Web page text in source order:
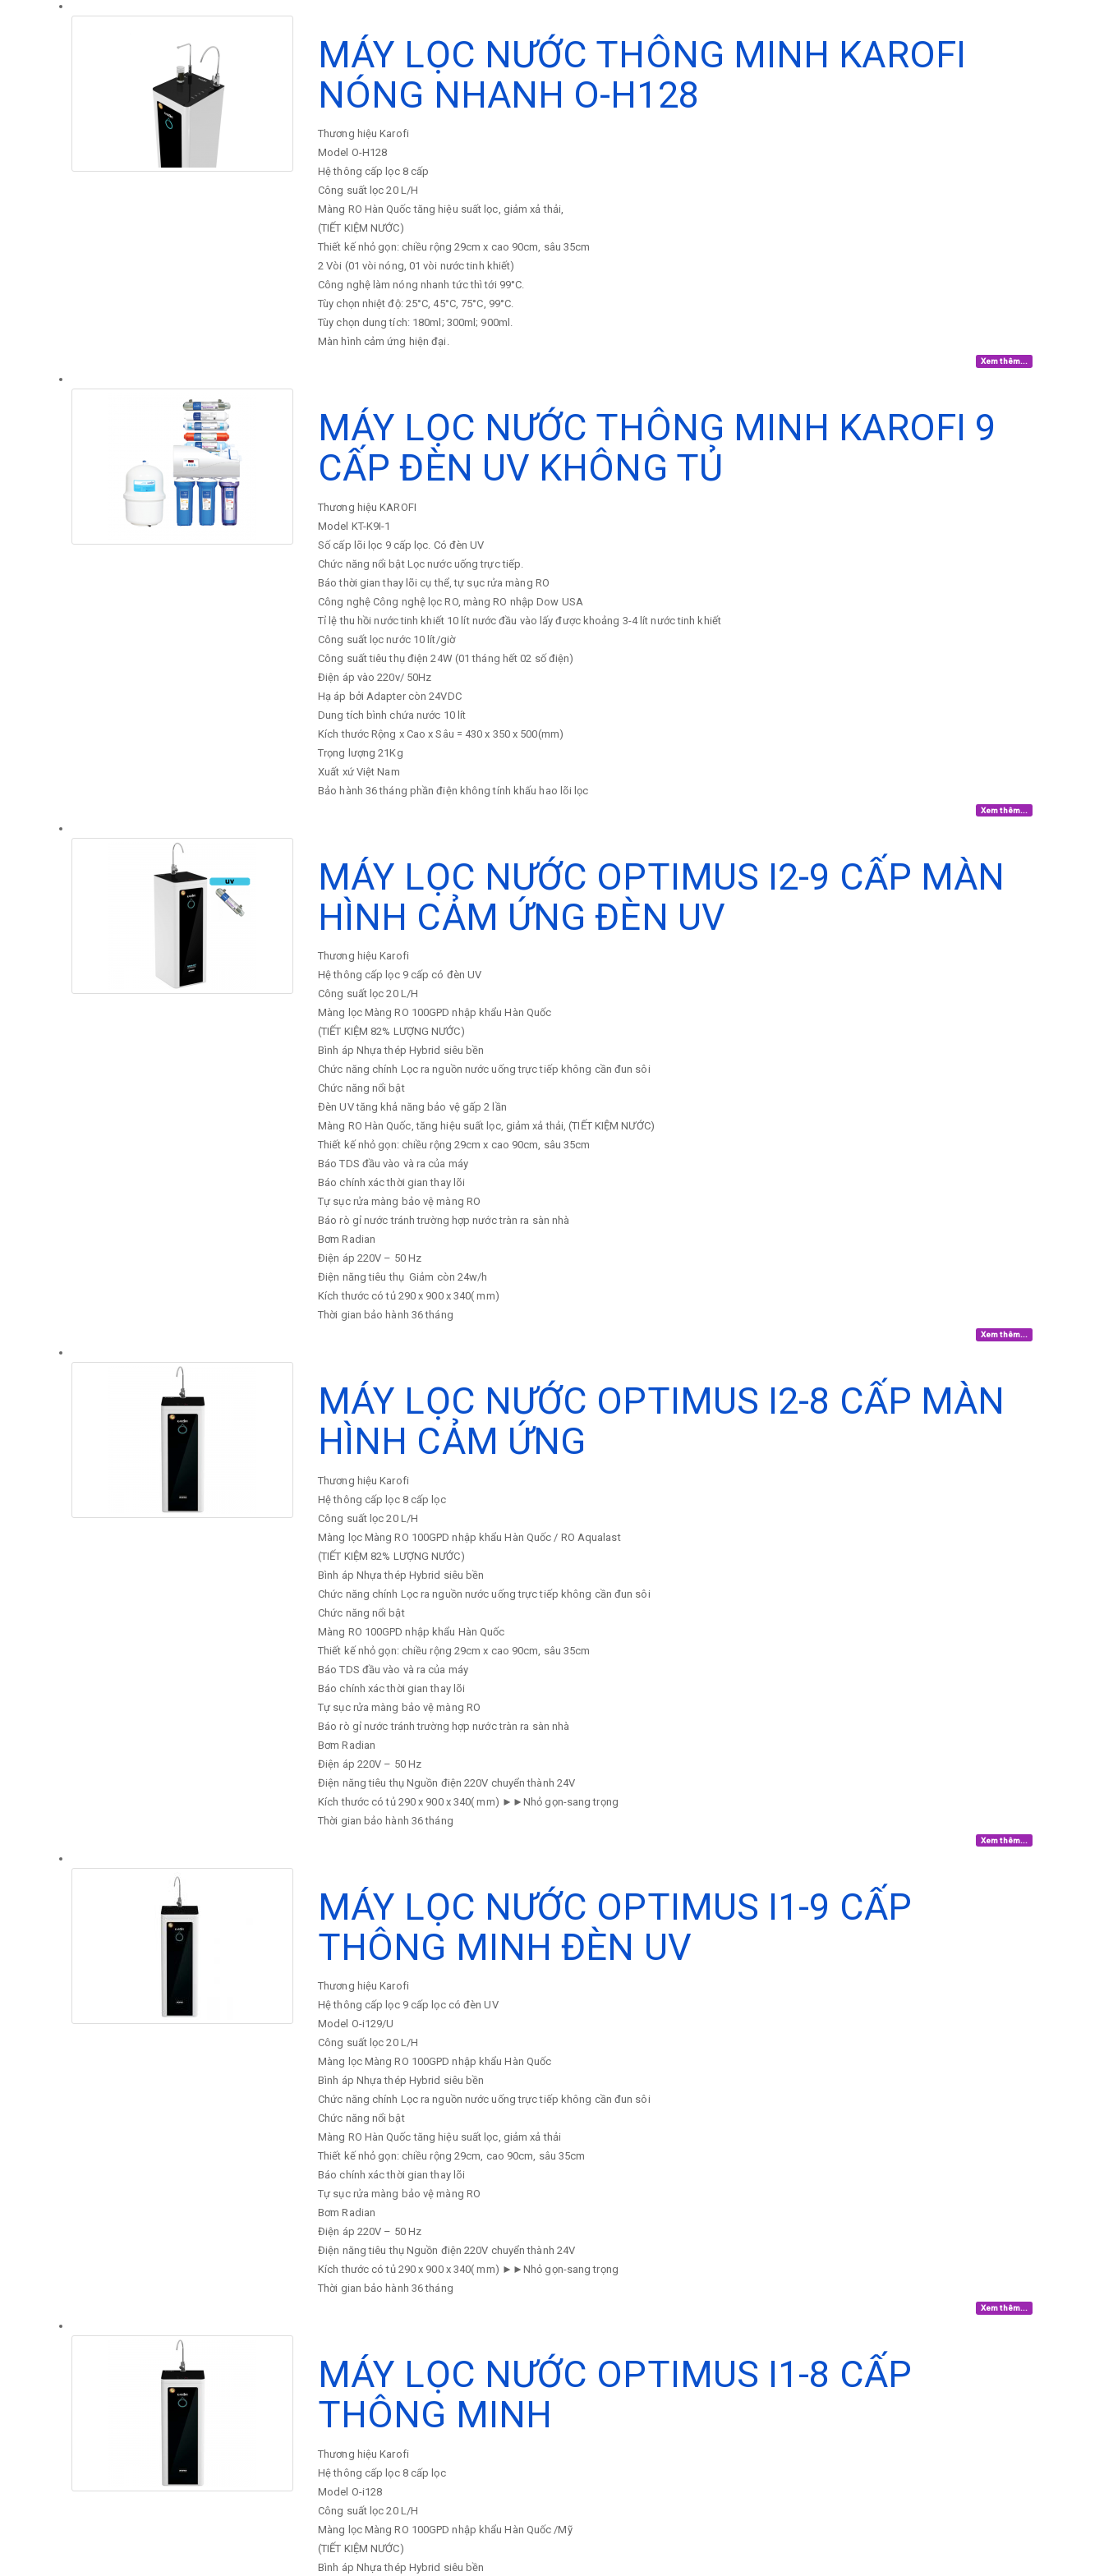
MÁY LỌC NƯỚC THÔNG MINH KAROFI
NÓNG NHANH O-H128
Thương hiệu Karofi
Model O-H128
Hệ thông cấp lọc 8 cấp
Công suất lọc 20 L/H
Màng RO Hàn Quốc tăng hiệu suất lọc, giảm xả thải,
(TIẾT KIỆM NƯỚC)
Thiết kế nhỏ gọn: chiều rộng 29cm x cao 90cm, sâu 35cm
2 Vòi (01 vòi nóng, 01 vòi nước tinh khiết)
Công nghệ làm nóng nhanh tức thì tới 99°C.
Tùy chọn nhiệt độ: 25°C, 45°C, 75°C, 99°C.
Tùy chọn dung tích: 180ml; 300ml; 900ml.
Màn hình cảm ứng hiện đại.
Xem thêm...
MÁY LỌC NƯỚC THÔNG MINH KAROFI 9
CẤP ĐÈN UV KHÔNG TỦ
Thương hiệu KAROFI
Model KT-K9I-1
Số cấp lõi lọc 9 cấp lọc. Có đèn UV
Chức năng nổi bật Lọc nước uống trực tiếp.
Báo thời gian thay lõi cụ thể, tự sục rửa màng RO
Công nghệ Công nghệ lọc RO, màng RO nhập Dow USA
Tỉ lệ thu hồi nước tinh khiết 10 lít nước đầu vào lấy được khoảng 3-4 lít nước tinh khiết
Công suất lọc nước 10 lít/giờ
Công suất tiêu thụ điện 24W (01 tháng hết 02 số điện)
Điện áp vào 220v/ 50Hz
Hạ áp bởi Adapter còn 24VDC
Dung tích bình chứa nước 10 lít
Kích thước Rộng x Cao x Sâu = 430 x 350 x 500(mm)
Trọng lượng 21Kg
Xuất xứ Việt Nam
Bảo hành 36 tháng phần điện không tính khấu hao lõi lọc
Xem thêm...
MÁY LỌC NƯỚC OPTIMUS I2-9 CẤP MÀN
HÌNH CẢM ỨNG ĐÈN UV
Thương hiệu Karofi
Hệ thông cấp lọc 9 cấp có đèn UV
Công suất lọc 20 L/H
Màng lọc Màng RO 100GPD nhập khẩu Hàn Quốc
(TIẾT KIỆM 82% LƯỢNG NƯỚC)
Bình áp Nhựa thép Hybrid siêu bền
Chức năng chính Lọc ra nguồn nước uống trực tiếp không cần đun sôi
Chức năng nổi bật
Đèn UV tăng khả năng bảo vệ gấp 2 lần
Màng RO Hàn Quốc, tăng hiệu suất lọc, giảm xả thải, (TIẾT KIỆM NƯỚC)
Thiết kế nhỏ gọn: chiều rộng 29cm x cao 90cm, sâu 35cm
Báo TDS đầu vào và ra của máy
Báo chính xác thời gian thay lõi
Tự sục rửa màng bảo vệ màng RO
Báo rò gỉ nước tránh trường hợp nước tràn ra sàn nhà
Bơm Radian
Điện áp 220V – 50 Hz
Điện năng tiêu thụ Giảm còn 24w/h
Kích thước có tủ 290 x 900 x 340( mm)
Thời gian bảo hành 36 tháng
Xem thêm...
MÁY LỌC NƯỚC OPTIMUS I2-8 CẤP MÀN
HÌNH CẢM ỨNG
Thương hiệu Karofi
Hệ thông cấp lọc 8 cấp lọc
Công suất lọc 20 L/H
Màng lọc Màng RO 100GPD nhập khẩu Hàn Quốc / RO Aqualast
(TIẾT KIỆM 82% LƯỢNG NƯỚC)
Bình áp Nhựa thép Hybrid siêu bền
Chức năng chính Lọc ra nguồn nước uống trực tiếp không cần đun sôi
Chức năng nổi bật
Màng RO 100GPD nhập khẩu Hàn Quốc
Thiết kế nhỏ gọn: chiều rộng 29cm x cao 90cm, sâu 35cm
Báo TDS đầu vào và ra của máy
Báo chính xác thời gian thay lõi
Tự sục rửa màng bảo vệ màng RO
Báo rò gỉ nước tránh trường hợp nước tràn ra sàn nhà
Bơm Radian
Điện áp 220V – 50 Hz
Điện năng tiêu thụ Nguồn điện 220V chuyển thành 24V
Kích thước có tủ 290 x 900 x 340( mm) ►►Nhỏ gọn-sang trọng
Thời gian bảo hành 36 tháng
Xem thêm...
MÁY LỌC NƯỚC OPTIMUS I1-9 CẤP
THÔNG MINH ĐÈN UV
Thương hiệu Karofi
Hệ thông cấp lọc 9 cấp lọc có đèn UV
Model O-i129/U
Công suất lọc 20 L/H
Màng lọc Màng RO 100GPD nhập khẩu Hàn Quốc
Bình áp Nhựa thép Hybrid siêu bền
Chức năng chính Lọc ra nguồn nước uống trực tiếp không cần đun sôi
Chức năng nổi bật
Màng RO Hàn Quốc tăng hiệu suất lọc, giảm xả thải
Thiết kế nhỏ gọn: chiều rộng 29cm, cao 90cm, sâu 35cm
Báo chính xác thời gian thay lõi
Tự sục rửa màng bảo vệ màng RO
Bơm Radian
Điện áp 220V – 50 Hz
Điện năng tiêu thụ Nguồn điện 220V chuyển thành 24V
Kích thước có tủ 290 x 900 x 340( mm) ►►Nhỏ gọn-sang trọng
Thời gian bảo hành 36 tháng
Xem thêm...
MÁY LỌC NƯỚC OPTIMUS I1-8 CẤP
THÔNG MINH
Thương hiệu Karofi
Hệ thông cấp lọc 8 cấp lọc
Model O-i128
Công suất lọc 20 L/H
Màng lọc Màng RO 100GPD nhập khẩu Hàn Quốc /Mỹ
(TIẾT KIỆM NƯỚC)
Bình áp Nhựa thép Hybrid siêu bền